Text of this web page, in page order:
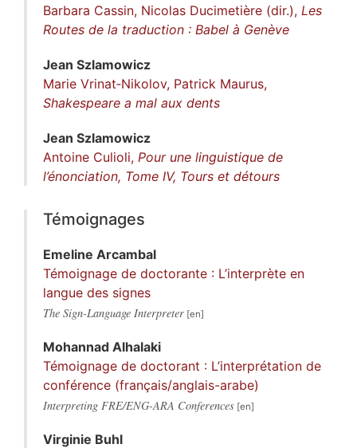
Barbara Cassin, Nicolas Ducimetière (dir.), Les
Routes de la traduction : Babel à Genève
Jean Szlamowicz
Marie Vrinat‑Nikolov, Patrick Maurus,
Shakespeare a mal aux dents
Jean Szlamowicz
Antoine Culioli, Pour une linguistique de
l’énonciation, Tome IV, Tours et détours
Témoignages
Emeline Arcambal
Témoignage de doctorante : L’interprète en
langue des signes
The Sign-Language Interpreter
Mohannad Alhalaki
Témoignage de doctorant : L’interprétation de
conférence (français/anglais-arabe)
Interpreting FRE/ENG-ARA Conferences
Virginie Buhl